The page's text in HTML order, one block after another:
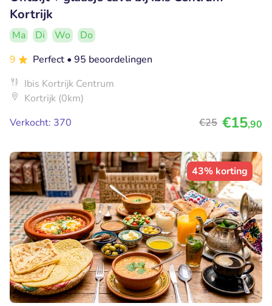
Kortrijk
Ma Di Wo
Do
9
Perfect • 95 beoordelingen
Ibis Kortrijk Centrum
Kortrijk (0km)
Verkocht: 370
€25 €15,90
43% korting